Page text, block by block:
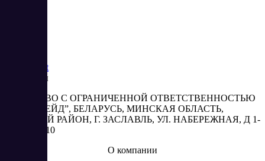
Market
Реквизиты
ОБЩЕСТВО С ОГРАНИЧЕННОЙ ОТВЕТСТВЕННОСТЬЮ
“АБЕСТРЕЙД”, БЕЛАРУСЬ, МИНСКАЯ ОБЛАСТЬ,
МИНСКИЙ РАЙОН, Г. ЗАСЛАВЛЬ, УЛ. НАБЕРЕЖНАЯ, Д 1-
2, КОМ. 310
О компании